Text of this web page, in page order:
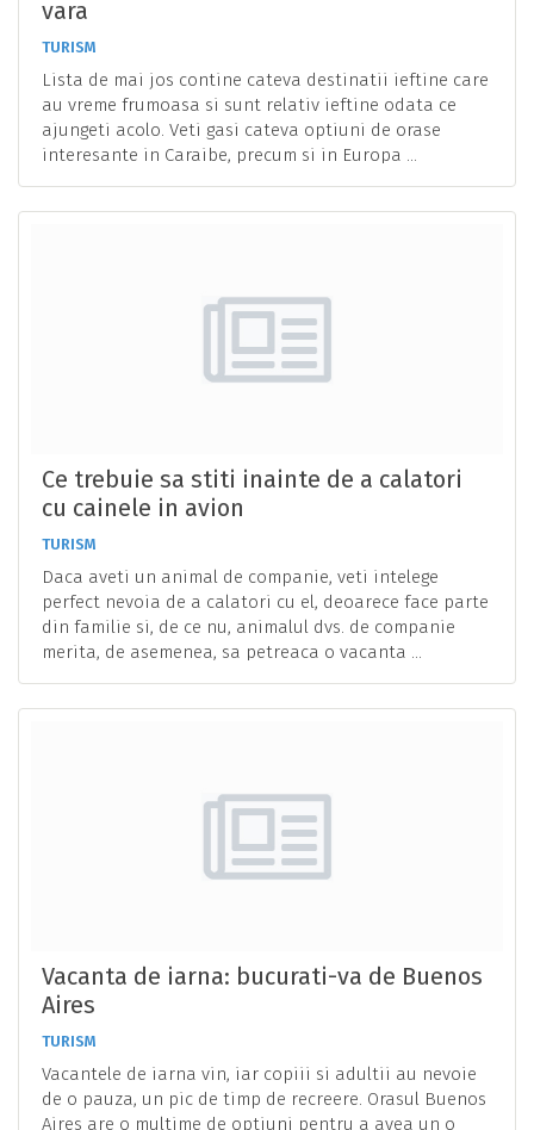
vara
TURISM
Lista de mai jos contine cateva destinatii ieftine care
au vreme frumoasa si sunt relativ ieftine odata ce
ajungeti acolo. Veti gasi cateva optiuni de orase
interesante in Caraibe, precum si in Europa ...
Ce trebuie sa stiti inainte de a calatori
cu cainele in avion
TURISM
Daca aveti un animal de companie, veti intelege
perfect nevoia de a calatori cu el, deoarece face parte
din familie si, de ce nu, animalul dvs. de companie
merita, de asemenea, sa petreaca o vacanta ...
Vacanta de iarna: bucurati-va de Buenos
Aires
TURISM
Vacantele de iarna vin, iar copiii si adultii au nevoie
de o pauza, un pic de timp de recreere. Orasul Buenos
Aires are o multime de optiuni pentru a avea un o